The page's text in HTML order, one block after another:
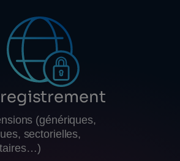
(génériques,
sectorielles,